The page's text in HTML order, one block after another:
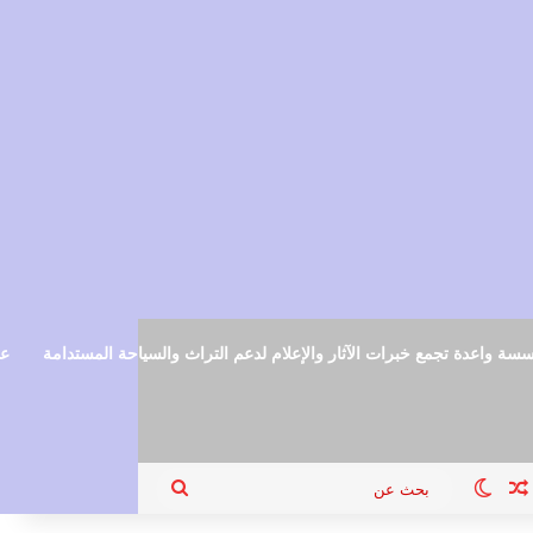
واعدة تجمع خبرات الآثار والإعلام لدعم التراث والسياحة المستدامة
الدخول
مقال عشوائي
الوضع المظلم
بحث